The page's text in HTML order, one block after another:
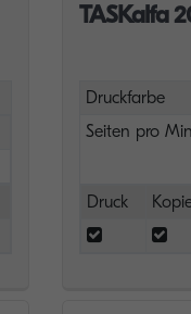
TASKalfa
Druckfarbe
Seiten pro
Druck